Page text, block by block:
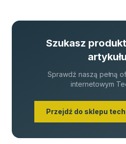
Szukasz
Sprawdź naszą pełną
internetowym
Przejdź do sklepu